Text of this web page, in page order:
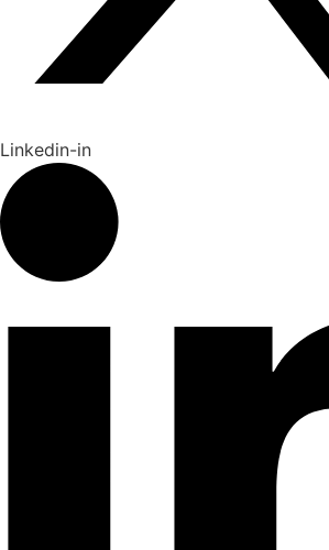
Linkedin-in